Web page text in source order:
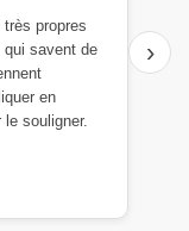
propres
qui savent de
en
souligner.
›